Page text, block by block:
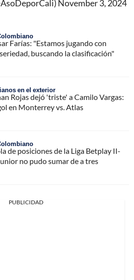
November 3, 2024
Farías: "Estamos jugando con
buscando la clasificación"
en el exterior
Rojas dejó 'triste' a Camilo Vargas:
en Monterrey vs. Atlas
de posiciones de la Liga Betplay II-
no pudo sumar de a tres
PUBLICIDAD